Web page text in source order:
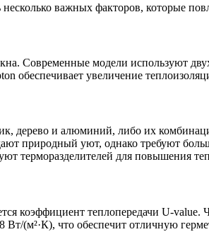
важных факторов, которые
Современные модели используют
обеспечивает увеличение
дерево и алюминий, либо их
природный уют, однако требуют
терморазделителей для повышения
коэффициент теплопередачи U-
Вт/(м²·К), что обеспечит отличную